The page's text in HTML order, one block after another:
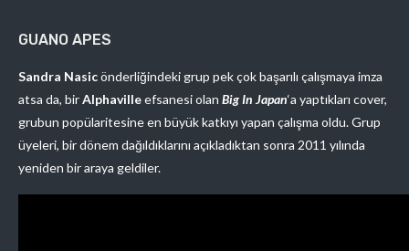
GUANO APES
Sandra Nasicönderliğindeki grup pek çok başarılı çalışmaya imza
atsa da, birAlphavilleefsanesi olan Big In Japan‘a yaptıkları cover,
grubun popülaritesine en büyük katkıyı yapan çalışma oldu. Grup
üyeleri, bir dönem dağıldıklarını açıkladıktan sonra 2011 yılında
yeniden bir araya geldiler.